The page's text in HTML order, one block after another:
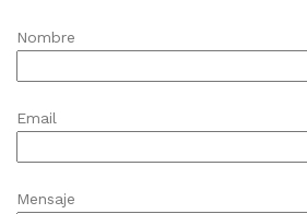
Nombre
Email
Mensaje